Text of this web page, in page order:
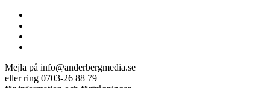
Mejla på info@anderbergmedia.se
eller ring 0703-26 88 79